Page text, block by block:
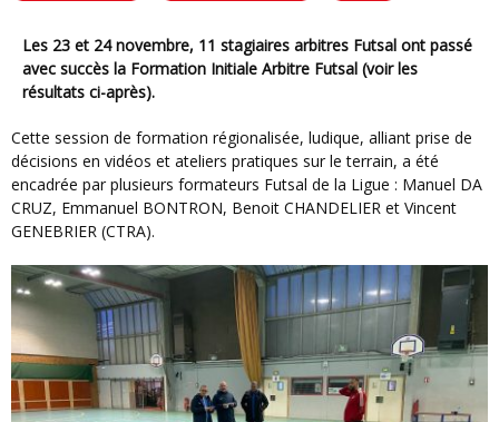
Les 23 et 24 novembre, 11 stagiaires arbitres Futsal ont passé
avec succès la Formation Initiale Arbitre Futsal (voir les
résultats ci-après).
Cette session de formation régionalisée, ludique, alliant prise de
décisions en vidéos et ateliers pratiques sur le terrain, a été
encadrée par plusieurs formateurs Futsal de la Ligue : Manuel DA
CRUZ, Emmanuel BONTRON, Benoit CHANDELIER et Vincent
GENEBRIER (CTRA).